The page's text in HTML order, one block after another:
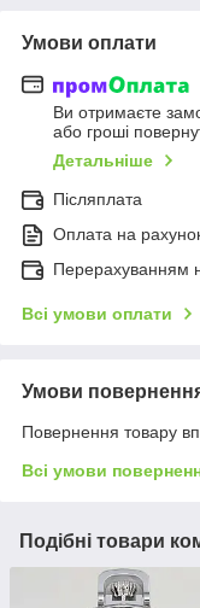
Умови оплати
Ви отримаєте
або гроші
Детальніше
Післяплата
Оплата на
Перерахуванням
Всі умови оплати
Умови
Повернення товару
Всі умови
Подібні товари